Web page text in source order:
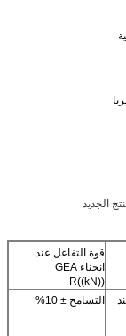
الجديد
قوة التفاعل عند
انحناء GEA
R((kN))
التسامح ± 10%